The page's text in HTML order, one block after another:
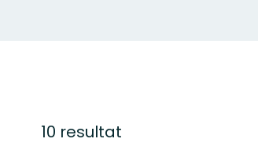
10 resultat